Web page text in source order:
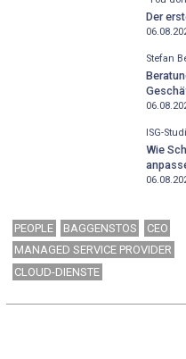
Der
Stefan
ISG-
Wie
PEOPLE BAGGENSTOS
CEO
MANAGED SERVICE PROVIDER
CLOUD-DIENSTE